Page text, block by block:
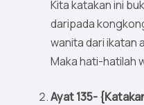
Kita katakan ini
daripada
wanita dari ikatan
Maka hati-hatilah
Ayat 135-